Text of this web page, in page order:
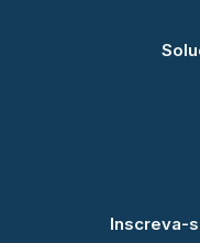
Inscreva-